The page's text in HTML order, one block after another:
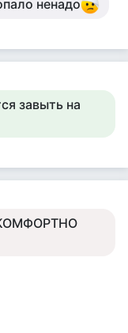
ненадо
завыть на